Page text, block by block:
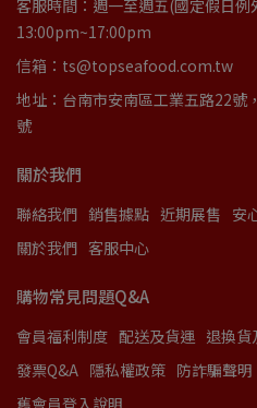
客服時間：週一至週五(國定假日
13:00pm~17:00pm
信箱：ts@topseafood.com.tw
地址：台南市安南區工業五路22號
號
關於我們
聯絡我們 銷售據點 近期展售 安
關於我們 客服中心
購物常見問題Q&A
會員福利制度 配送及貨運 退換貨
發票Q&A 隱私權政策 防詐騙聲明